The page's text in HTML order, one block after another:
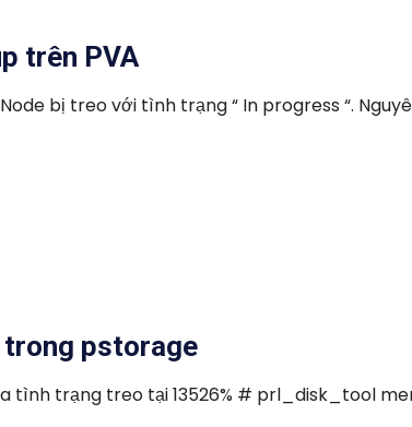
trên PVA
bị treo với tình trạng “ In progress “.
pstorage
tình trạng treo tại 13526% # prl_disk_tool